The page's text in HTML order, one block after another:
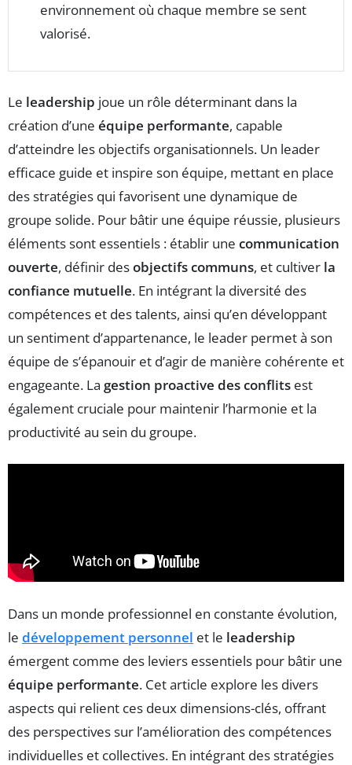
environnement où chaque membre se sent
valorisé.
Le leadership joue un rôle déterminant dans la
création d’une équipe performante, capable
d’atteindre les objectifs organisationnels. Un leader
efficace guide et inspire son équipe, mettant en place
des stratégies qui favorisent une dynamique de
groupe solide. Pour bâtir une équipe réussie, plusieurs
éléments sont essentiels : établir une communication
ouverte, définir desobjectifs communs, et cultiver la
confiance mutuelle. En intégrant la diversité des
compétences et des talents, ainsi qu’en développant
un sentiment d’appartenance, le leader permet à son
équipe de s’épanouir et d’agir de manière cohérente et
engageante. La gestion proactive des conflits est
également cruciale pour maintenir l’harmonie et la
productivité au sein du groupe.
Dans un monde professionnel en constante évolution,
le développement personnel et le leadership
émergent comme des leviers essentiels pour bâtir une
équipe performante. Cet article explore les divers
aspects qui relient ces deux dimensions-clés, offrant
des perspectives sur l’amélioration des compétences
individuelles et collectives. En intégrant des stratégies